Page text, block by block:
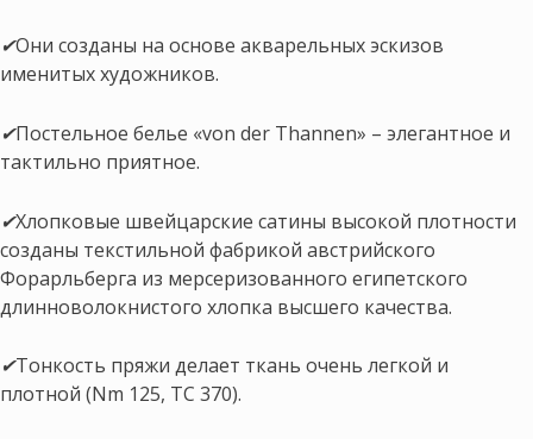
✔Они созданы на основе акварельных эскизов
именитых художников.
✔Постельное белье «von der Thannen» – элегантное и
тактильно приятное.
✔Хлопковые швейцарские сатины высокой плотности
созданы текстильной фабрикой австрийского
Форарльберга из мерсеризованного египетского
длинноволокнистого хлопка высшего качества.
✔Тонкость пряжи делает ткань очень легкой и
плотной (Nm 125, ТС 370).